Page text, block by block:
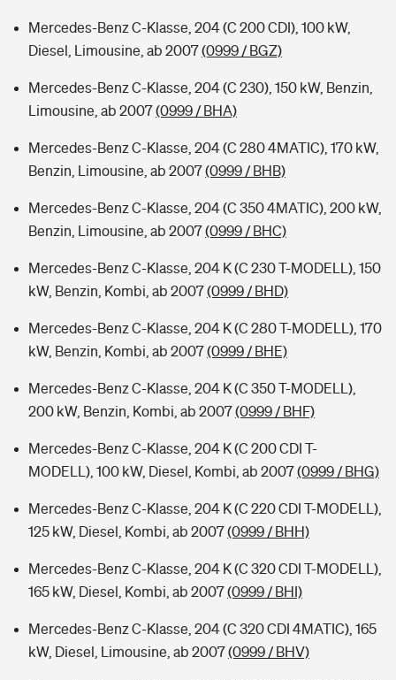
Mercedes-Benz C-Klasse, 204 (C 200 CDI), 100 kW,
Diesel, Limousine, ab 2007(0999 / BGZ)
Mercedes-Benz C-Klasse, 204 (C 230), 150 kW, Benzin,
Limousine, ab 2007(0999 / BHA)
Mercedes-Benz C-Klasse, 204 (C 280 4MATIC), 170 kW,
Benzin, Limousine, ab 2007(0999 / BHB)
Mercedes-Benz C-Klasse, 204 (C 350 4MATIC), 200 kW,
Benzin, Limousine, ab 2007(0999 / BHC)
Mercedes-Benz C-Klasse, 204 K (C 230 T-MODELL), 150
kW, Benzin, Kombi, ab 2007(0999 / BHD)
Mercedes-Benz C-Klasse, 204 K (C 280 T-MODELL), 170
kW, Benzin, Kombi, ab 2007(0999 / BHE)
Mercedes-Benz C-Klasse, 204 K (C 350 T-MODELL),
200 kW, Benzin, Kombi, ab 2007(0999 / BHF)
Mercedes-Benz C-Klasse, 204 K (C 200 CDI T-
MODELL), 100 kW, Diesel, Kombi, ab 2007(0999 / BHG)
Mercedes-Benz C-Klasse, 204 K (C 220 CDI T-MODELL),
125 kW, Diesel, Kombi, ab 2007(0999 / BHH)
Mercedes-Benz C-Klasse, 204 K (C 320 CDI T-MODELL),
165 kW, Diesel, Kombi, ab 2007(0999 / BHI)
Mercedes-Benz C-Klasse, 204 (C 320 CDI 4MATIC), 165
kW, Diesel, Limousine, ab 2007(0999 / BHV)